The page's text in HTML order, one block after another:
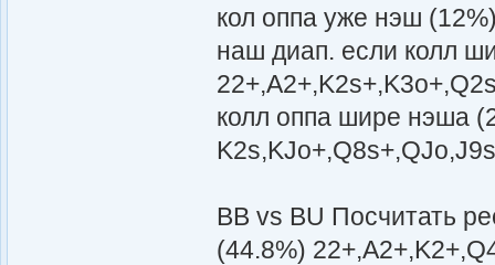
кол оппа уже нэш
наш диап. если колл
колл оппа шире нэша
BB vs BU Посчитать
(44.8%)